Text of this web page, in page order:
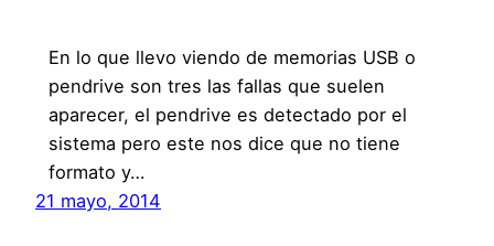
En lo que llevo viendo de memorias USB o
pendrive son tres las fallas que suelen
aparecer, el pendrive es detectado por el
sistema pero este nos dice que no tiene
formato y…
21 mayo, 2014